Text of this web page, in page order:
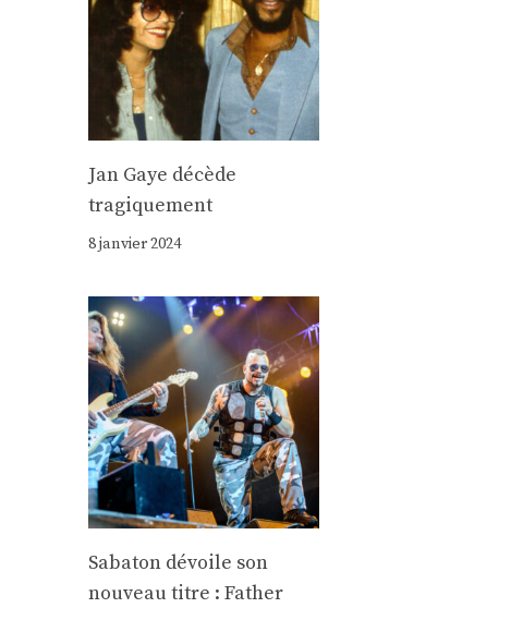
Jan Gaye décède
tragiquement
8 janvier 2024
Sabaton dévoile son
nouveau titre : Father